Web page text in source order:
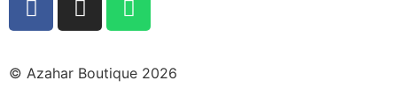
© Azahar Boutique 2026